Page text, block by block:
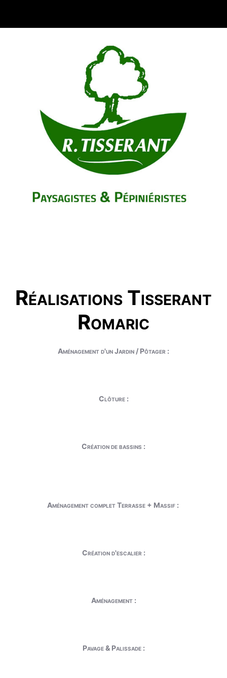
Réalisations Tisserant
Romaric
Aménagement d'un Jardin / Pôtager :
Clôture :
Création de bassins :
Aménagement complet Terrasse + Massif :
Création d'escalier :
Aménagement :
Pavage & Palissade :